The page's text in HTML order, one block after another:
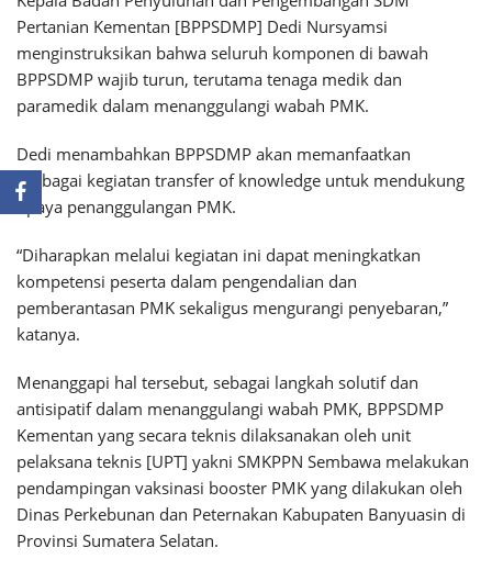
Pertanian Kementan [BPPSDMP] Dedi Nursyamsi
menginstruksikan bahwa seluruh komponen di bawah
BPPSDMP wajib turun, terutama tenaga medik dan
paramedik dalam menanggulangi wabah PMK.
Dedi menambahkan BPPSDMP akan memanfaatkan
berbagai kegiatan transfer of knowledge untuk mendukung
upaya penanggulangan PMK.
“Diharapkan melalui kegiatan ini dapat meningkatkan
kompetensi peserta dalam pengendalian dan
pemberantasan PMK sekaligus mengurangi penyebaran,”
katanya.
Menanggapi hal tersebut, sebagai langkah solutif dan
antisipatif dalam menanggulangi wabah PMK, BPPSDMP
Kementan yang secara teknis dilaksanakan oleh unit
pelaksana teknis [UPT] yakni SMKPPN Sembawa melakukan
pendampingan vaksinasi booster PMK yang dilakukan oleh
Dinas Perkebunan dan Peternakan Kabupaten Banyuasin di
Provinsi Sumatera Selatan.